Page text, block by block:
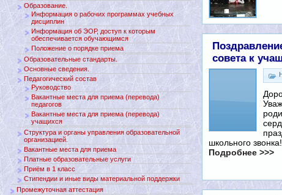
совета к
школьного
Подробнее >>>
Образование.
Информация о рабочих программах учебных
дисциплин
Информация об ЭОР, доступ к которым
обеспечивается обучающимся
Положение о порядке приема
Образовательные стандарты.
Основные сведения.
Педагогический состав
Руководство
Вакантные места для приема (перевода)
педагогов
Вакантные места для приема (перевода)
учащихся
Структура и органы управления образовательной
организацией.
Вакантные места для приема
Платные образовательные услуги
Приём в 1 класс
Стипендии и иные виды материальной поддержки
Промежуточная аттестация